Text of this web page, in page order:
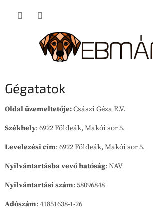
Gégatatok
Oldal üzemeltetője:Császi Géza E.V.
Székhely: 6922 Földeák, Makói sor 5.
Levelezési cím: 6922 Földeák, Makói sor 5.
Nyilvántartásba vevő hatóság: NAV
Nyilvántartási szám: 58096848
Adószám: 41851638-1-26